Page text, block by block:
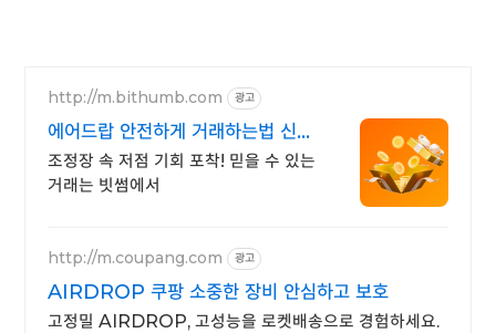
http://m.bithumb.com 광고
에어드랍 안전하게 거래하는법 신규
가입 시 5만원 혜택
조정장 속 저점 기회 포착! 믿을 수 있는
거래는 빗썸에서
http://m.coupang.com 광고
AIRDROP 쿠팡 소중한 장비 안심하고 보호
고정밀 AIRDROP, 고성능을 로켓배송으로 경험하세요.